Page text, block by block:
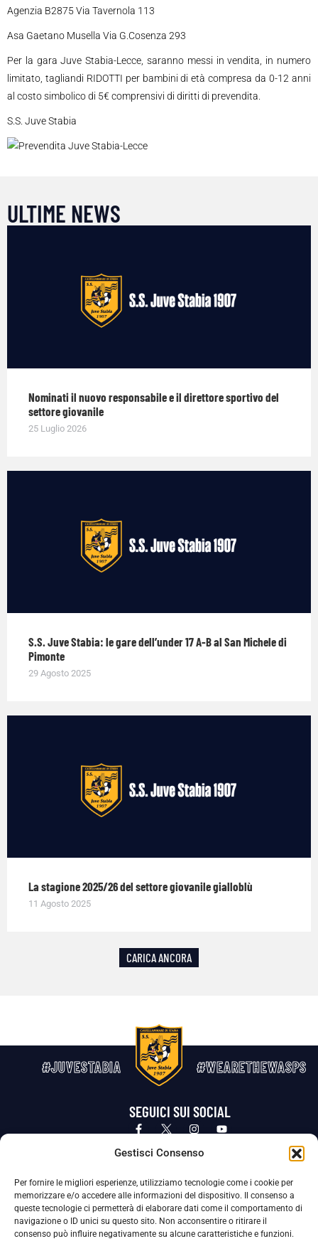
Gestisci Consenso
Per fornire le migliori esperienze, utilizziamo tecnologie come i cookie per
memorizzare e/o accedere alle informazioni del dispositivo. Il consenso a
queste tecnologie ci permetterà di elaborare dati come il comportamento di
navigazione o ID unici su questo sito. Non acconsentire o ritirare il
consenso può influire negativamente su alcune caratteristiche e funzioni.
Agenzia B2875 Via Tavernola 113
Asa Gaetano Musella Via G.Cosenza 293
Per la gara Juve Stabia-Lecce, saranno messi in vendita, in numero
limitato, tagliandi RIDOTTI per bambini di età compresa da 0-12 anni
al costo simbolico di 5€ comprensivi di diritti di prevendita.
S.S. Juve Stabia
ULTIME NEWS
Nominati il nuovo responsabile e il direttore sportivo del
settore giovanile
25 Luglio 2026
S.S. Juve Stabia: le gare dell’under 17 A-B al San Michele di
Pimonte
29 Agosto 2025
La stagione 2025/26 del settore giovanile gialloblù
11 Agosto 2025
CARICA ANCORA
#JUVESTABIA #WEARETHEWASPS
SEGUICI SUI SOCIAL
Privacy Policy Cookie Policy
La Società ha nominato il Responsabile della Protezione dei Dati Personali (DPO), figura specializzata che vigila sulle modalità
adottate dalla nostra Società per tutelare i Suoi dati personali.
Per contattare il DPO può scrivere a